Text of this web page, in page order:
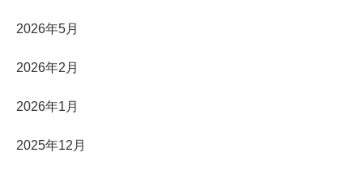
2026年5月
2026年2月
2026年1月
2025年12月